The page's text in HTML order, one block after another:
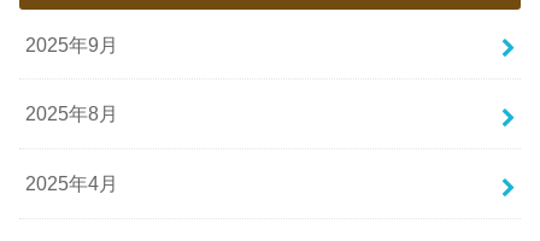
2025年9月
2025年8月
2025年4月